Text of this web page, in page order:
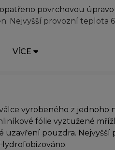
povrchovou
Nejvyšší provozní teplota
VÍCE
vyrobeného z jednoho
fólie vyztužené
uzavření pouzdra.